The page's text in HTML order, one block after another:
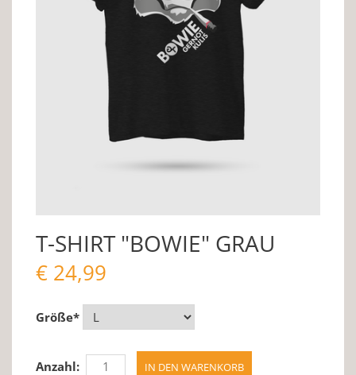
T-SHIRT "BOWIE" GRAU
€ 24,99
Größe*
Anzahl: